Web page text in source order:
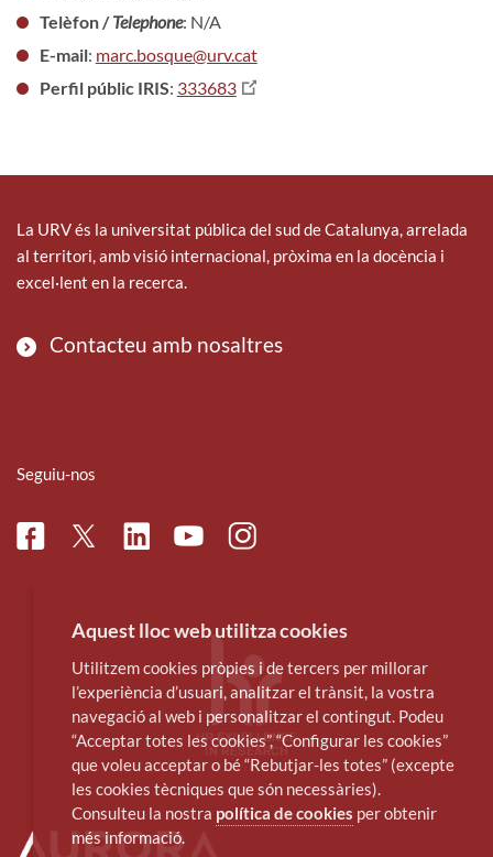
Telèfon /Telephone: N/A
E-mail: marc.bosque@urv.cat
Perfil públic IRIS: 333683
La URV és la universitat pública del sud de Catalunya, arrelada
al territori, amb visió internacional, pròxima en la docència i
excel·lent en la recerca.
Contacteu amb nosaltres
Seguiu-nos
FacebookTwitterLinkedinYoutubeInstagram
Aquest lloc web utilitza cookies
Utilitzem cookies pròpies i de tercers per millorar
l’experiència d’usuari, analitzar el trànsit, la vostra
navegació al web i personalitzar el contingut. Podeu
“Acceptar totes les cookies”, “Configurar les cookies”
que voleu acceptar o bé “Rebutjar-les totes” (excepte
les cookies tècniques que són necessàries).
Consulteu la nostra política de cookies per obtenir
més informació.